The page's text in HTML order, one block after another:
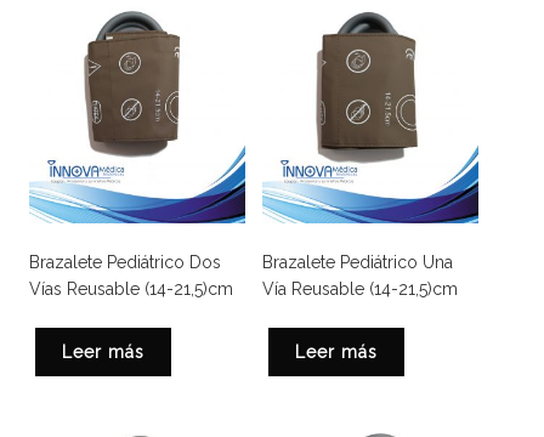
Brazalete Pediátrico Dos
Vías Reusable (14-21,5)cm
Leer más
Brazalete Pediátrico Una
Vía Reusable (14-21,5)cm
Leer más